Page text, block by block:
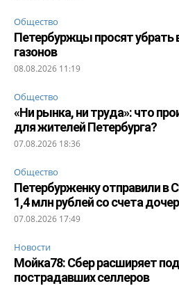
Общество
Петербуржцы просят убрать
газонов
08.08.2026 11:19
Общество
«Ни рынка, ни труда»: что
для жителей Петербурга?
07.08.2026 18:36
Общество
Петербурженку отправили в
1,4 млн рублей со счета
07.08.2026 17:49
Новости
Мойка78: Сбер расширяет
пострадавших селлеров